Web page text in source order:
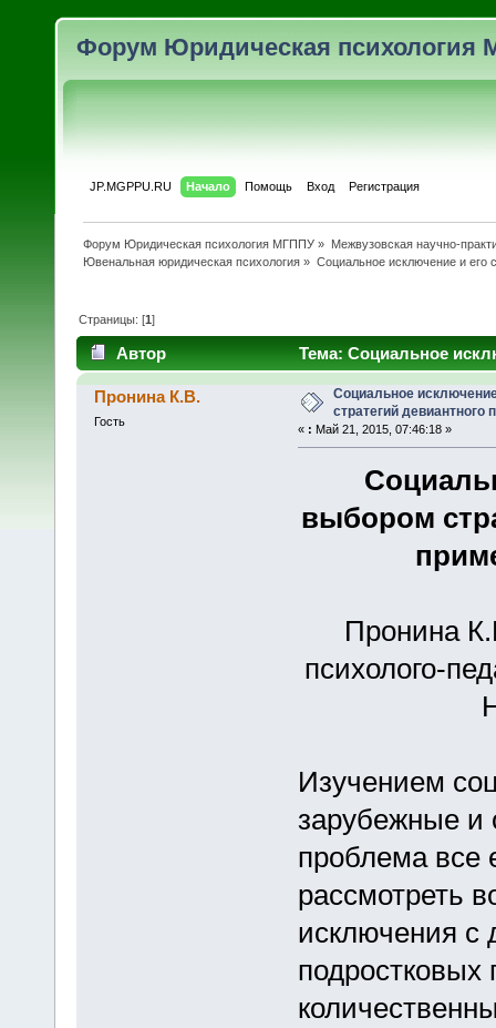
Форум Юридическая психология
JP.MGPPU.RU Начало Помощь Вход Регистрация
Форум Юридическая психология МГППУ » Межвузовская научно-
Ювенальная юридическая психология » Социальное исключение и его
Страницы: [1]
Автор
Тема: Социальное
поведения... (Прочитано 8150 раз)
Пронина К.В.
Гость
Социальное
стратегий девиантного
« : Май 21, 2015, 07:46:18 »
выбором
Пронина
психолого-
Изучением
зарубежные и
проблема все
рассмотреть
исключения с
подростковых